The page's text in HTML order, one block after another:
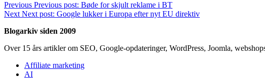
Previous Previous post: Bøde for skjult reklame i BT
Next Next post: Google lukker i Europa efter nyt EU direktiv
Blogarkiv siden 2009
Over 15 års artikler om SEO, Google-opdateringer, WordPress, Joomla,
Affiliate marketing
AI